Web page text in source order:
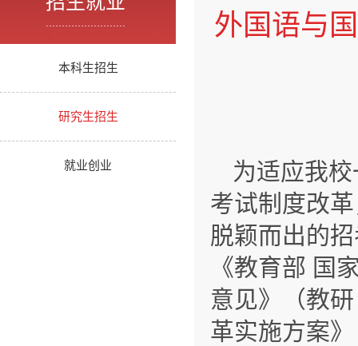
本科生招生
研究生招生
就业创业
外国语与
为适应我
考试制度改
脱颖而出的
《教育部 国
意见》（教
革实施方案